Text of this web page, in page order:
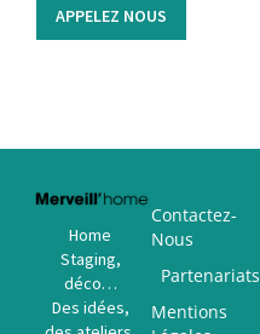
APPELEZ NOUS
Home
Staging,
déco…
Des idées,
Contactez-
Nous
Partenariats
Mentions